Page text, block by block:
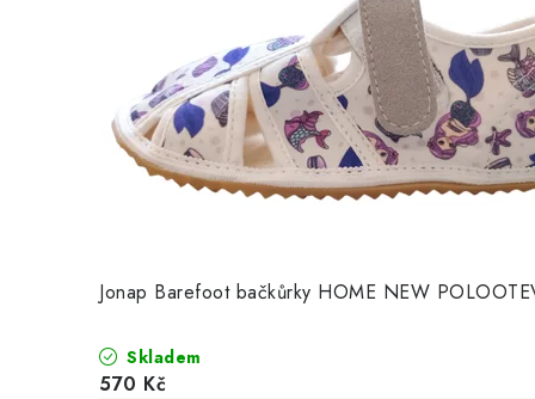
Jonap Barefoot bačkůrky HOME NEW
Skladem
570 Kč